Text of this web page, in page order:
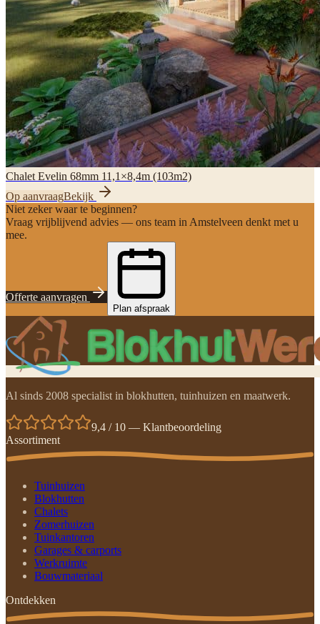
Chalet Evelin 68mm 11,1×8,4m (103m2)
Op aanvraagBekijk
Niet zeker waar te beginnen?
Vraag vrijblijvend advies — ons team in Amstelveen denkt met u
mee.
Offerte aanvragen
Plan afspraak
Al sinds 2008 specialist in blokhutten, tuinhuizen en maatwerk.
9,4 / 10 — Klantbeoordeling
Assortiment
Tuinhuizen
Blokhutten
Chalets
Zomerhuizen
Tuinkantoren
Garages & carports
Werkruimte
Bouwmateriaal
Ontdekken